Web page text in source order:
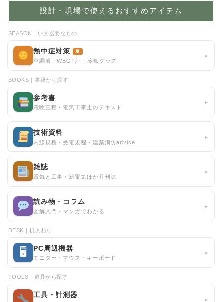
設計・現場で使えるおすすめアイテム
SEASON｜いま必要なもの
熱中症対策 夏
空調服・WBGT計・冷却グッズ
▸
BOOKS｜書籍から探す
参考書
電験三種・電気工事士のテキスト
▸
技術資料
内線規程・受電規程・建築消防advice
▸
雑誌
電気と工事・新電気ほか月刊誌
▸
読み物・コラム
図解入門・マンガでわかる
▸
DESK｜机まわり
🖥 PC周辺機器
モニター・マウス・キーボード
▸
TOOLS｜道具から探す
工具・計測器
▸